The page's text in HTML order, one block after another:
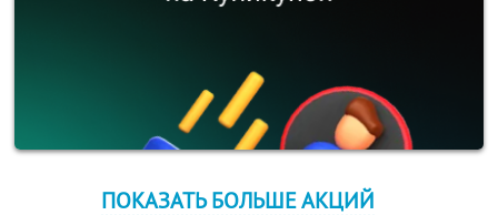
ПОКАЗАТЬ БОЛЬШЕ АКЦИЙ